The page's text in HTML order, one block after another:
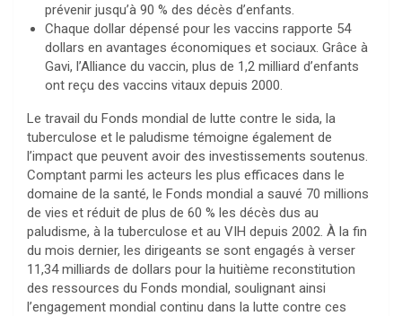
prévenir jusqu’à 90 % des décès d’enfants.
Chaque dollar dépensé pour les vaccins rapporte 54
dollars en avantages économiques et sociaux. Grâce à
Gavi, l’Alliance du vaccin, plus de 1,2 milliard d’enfants
ont reçu des vaccins vitaux depuis 2000.
Le travail du Fonds mondial de lutte contre le sida, la
tuberculose et le paludisme témoigne également de
l’impact que peuvent avoir des investissements soutenus.
Comptant parmi les acteurs les plus efficaces dans le
domaine de la santé, le Fonds mondial a sauvé 70 millions
de vies et réduit de plus de 60 % les décès dus au
paludisme, à la tuberculose et au VIH depuis 2002. À la fin
du mois dernier, les dirigeants se sont engagés à verser
11,34 milliards de dollars pour la huitième reconstitution
des ressources du Fonds mondial, soulignant ainsi
l’engagement mondial continu dans la lutte contre ces